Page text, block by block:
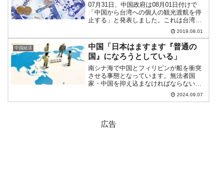
07月31日、中国政府は08月01日付けで
「中国から台湾への個人の観光渡航を停
止する」と発表しました。これは台湾へ
の明らかな経済面からの圧力。そして
2020年に予定されている総統選挙で再選
が有力になってきた蔡英文現総統への
「面当て」でもあり...
2019.08.01
中国経済
中国「日本はますます『普通の
国』になろうとしている」
南シナ海で中国とフィリピンが船を衝突
させる事態となっています。無法者国
家・中国を抑え込まなければならないた
め、日本もアメリカ合衆国・オーストラ
リアとの連携を強める方向で動いていま
2024.09.07
広告